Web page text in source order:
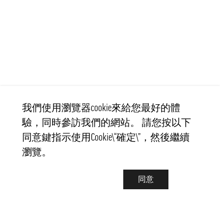
我們使用瀏覽器cookie來給您最好的體
驗，同時參訪我們的網站。 請您按以下
同意鍵指示使用Cookie\“確定\”，然後繼續
瀏覽。
同意